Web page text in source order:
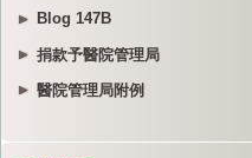
Blog 147B
捐款予醫院管理局
醫院管理局附例